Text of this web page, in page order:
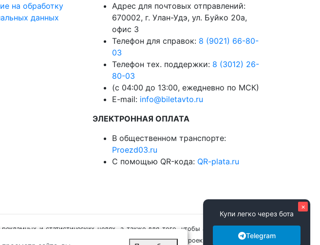
на обработку
данных
Адрес для почтовых отправлений:
670002, г. Улан-Удэ, ул. Буйко 20а,
офис 3
Телефон для справок: 8 (9021) 66-80-
03
Телефон тех. поддержки: 8 (3012) 26-
80-03
(с 04:00 до 13:00, ежедневно по МСК)
E-mail: info@biletavto.ru
ЭЛЕКТРОННАЯ ОПЛАТА
В общественном транспорте:
Proezd03.ru
С помощью QR-кода: QR-plata.ru
рекламных и статистических целях, а также для того, чтобы адаптировать наши
«cookies» в вашем браузере. Изменение настроек может ограничить
×
Купи легко через бота
Telegram